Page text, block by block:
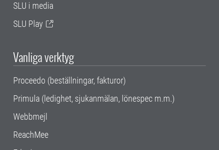
SLU i media
SLU Play
Vanliga verktyg
Proceedo (beställningar, fakturor)
Primula (ledighet, sjukanmälan, lönespec m.m.)
Webbmejl
ReachMee